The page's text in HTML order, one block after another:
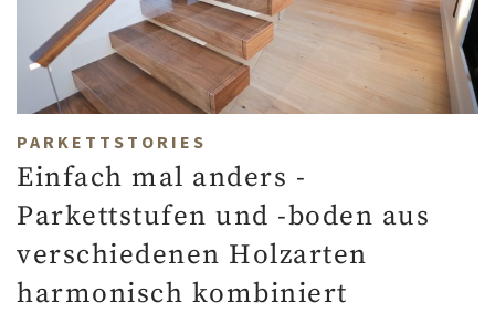
PARKETTSTORIES
Einfach mal anders -
Parkettstufen und -boden aus
verschiedenen Holzarten
harmonisch kombiniert